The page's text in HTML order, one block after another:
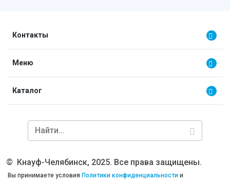
Контакты
Меню
Каталог
© Кнауф-Челябинск, 2025. Все права защищены.
Вы принимаете условия Политики конфиденциальности и